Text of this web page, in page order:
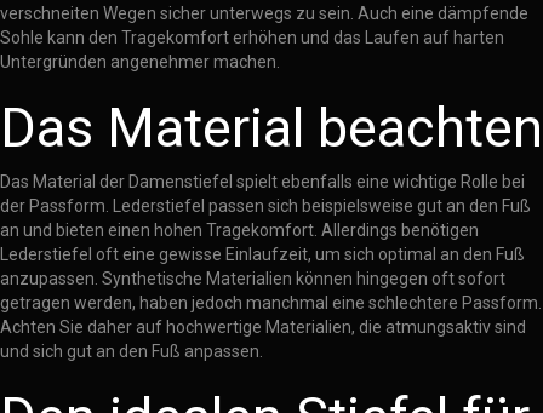
verschneiten Wegen sicher unterwegs zu sein. Auch eine dämpfende
Sohle kann den Tragekomfort erhöhen und das Laufen auf harten
Untergründen angenehmer machen.
Das Material beachten
Das Material der Damenstiefel spielt ebenfalls eine wichtige Rolle bei
der Passform. Lederstiefel passen sich beispielsweise gut an den Fuß
an und bieten einen hohen Tragekomfort. Allerdings benötigen
Lederstiefel oft eine gewisse Einlaufzeit, um sich optimal an den Fuß
anzupassen. Synthetische Materialien können hingegen oft sofort
getragen werden, haben jedoch manchmal eine schlechtere Passform.
Achten Sie daher auf hochwertige Materialien, die atmungsaktiv sind
und sich gut an den Fuß anpassen.